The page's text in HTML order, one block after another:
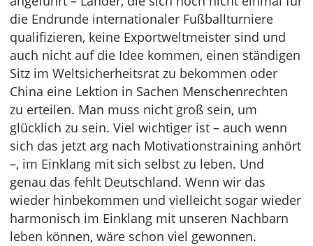
die Endrunde internationaler Fußballturniere
qualifizieren, keine Exportweltmeister sind und
auch nicht auf die Idee kommen, einen ständigen
Sitz im Weltsicherheitsrat zu bekommen oder
China eine Lektion in Sachen Menschenrechten
zu erteilen. Man muss nicht groß sein, um
glücklich zu sein. Viel wichtiger ist – auch wenn
sich das jetzt arg nach Motivationstraining anhört
–, im Einklang mit sich selbst zu leben. Und
genau das fehlt Deutschland. Wenn wir das
wieder hinbekommen und vielleicht sogar wieder
harmonisch im Einklang mit unseren Nachbarn
leben können, wäre schon viel gewonnen.